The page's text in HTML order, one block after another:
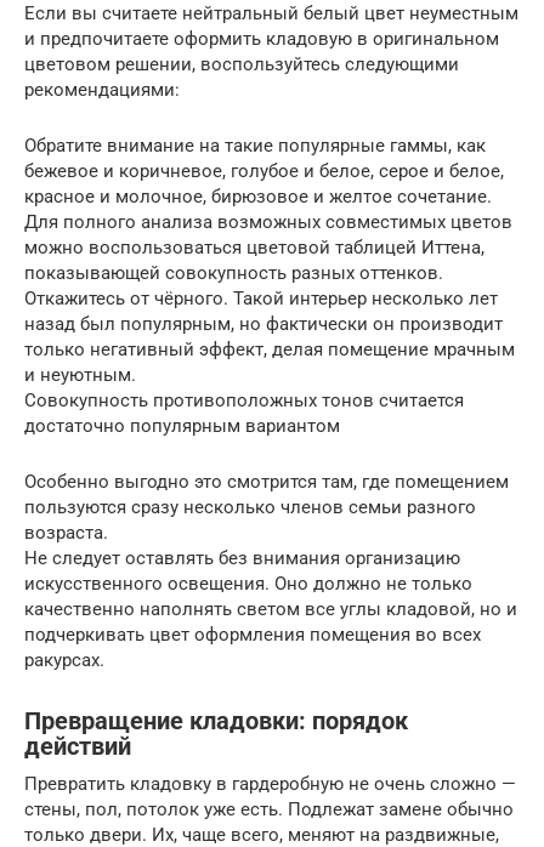
Если вы считаете нейтральный белый цвет неуместным
и предпочитаете оформить кладовую в оригинальном
цветовом решении, воспользуйтесь следующими
рекомендациями:
Обратите внимание на такие популярные гаммы, как
бежевое и коричневое, голубое и белое, серое и белое,
красное и молочное, бирюзовое и желтое сочетание.
Для полного анализа возможных совместимых цветов
можно воспользоваться цветовой таблицей Иттена,
показывающей совокупность разных оттенков.
Откажитесь от чёрного. Такой интерьер несколько лет
назад был популярным, но фактически он производит
только негативный эффект, делая помещение мрачным
и неуютным.
Совокупность противоположных тонов считается
достаточно популярным вариантом
Особенно выгодно это смотрится там, где помещением
пользуются сразу несколько членов семьи разного
возраста.
Не следует оставлять без внимания организацию
искусственного освещения. Оно должно не только
качественно наполнять светом все углы кладовой, но и
подчеркивать цвет оформления помещения во всех
ракурсах.
Превращение кладовки: порядок
действий
Превратить кладовку в гардеробную не очень сложно —
стены, пол, потолок уже есть. Подлежат замене обычно
только двери. Их, чаще всего, меняют на раздвижные,